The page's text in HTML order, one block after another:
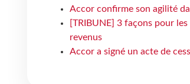
Accor confirme son agilité
[TRIBUNE] 3 façons pour
revenus
Accor a signé un acte de